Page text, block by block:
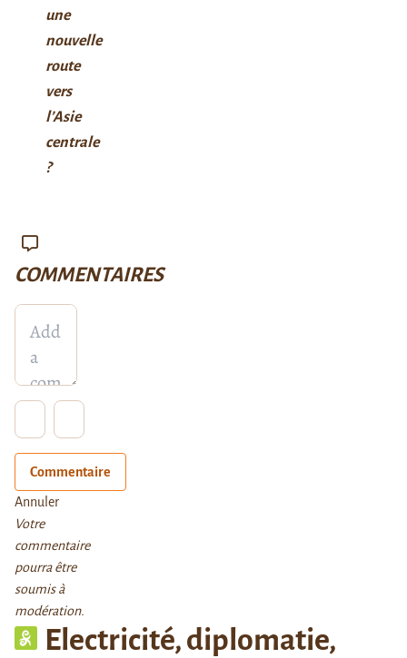
Electricité, diplomatie,
une
nouvelle
route
vers
l’Asie
centrale
?
COMMENTAIRES
Commentaire
Annuler
Votre
commentaire
pourra être
soumis à
modération.